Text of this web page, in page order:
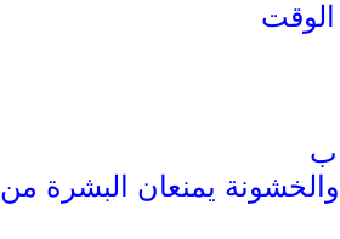
يمنعان البشرة من